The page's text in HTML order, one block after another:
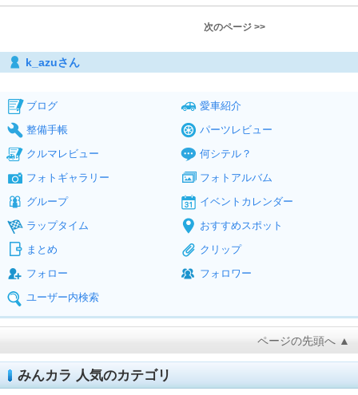
次のページ >>
k_azuさん
ブログ
愛車紹介
整備手帳
パーツレビュー
クルマレビュー
何シテル？
フォトギャラリー
フォトアルバム
グループ
イベントカレンダー
ラップタイム
おすすめスポット
まとめ
クリップ
フォロー
フォロワー
ユーザー内検索
ページの先頭へ ▲
みんカラ 人気のカテゴリ